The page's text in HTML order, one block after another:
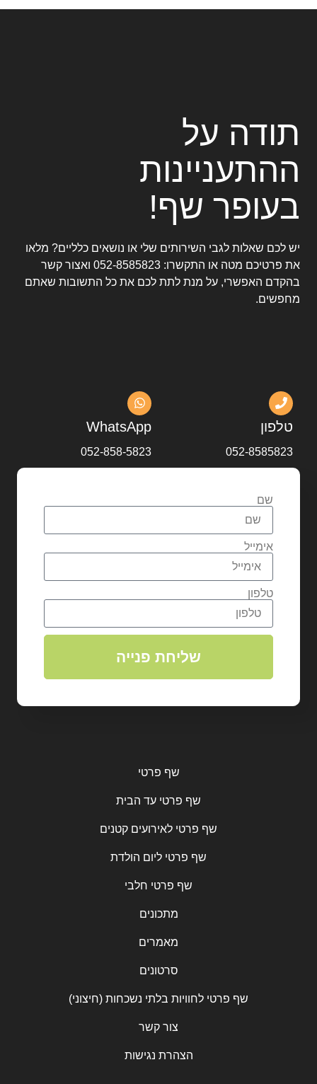
תודה על
ההתעניינות
בעופר שף!
יש לכם שאלות לגבי השירותים שלי או נושאים כלליים? מלאו
את פרטיכם מטה או התקשרו: 052-8585823 ואצור קשר
בהקדם האפשרי, על מנת לתת לכם את כל התשובות שאתם
מחפשים.
טלפון
052-8585823
WhatsApp
052-858-5823
שם
אימייל
טלפון
שליחת פנייה
שף פרטי
שף פרטי עד הבית
שף פרטי לאירועים קטנים
שף פרטי ליום הולדת
שף פרטי חלבי
מתכונים
מאמרים
סרטונים
שף פרטי לחוויות בלתי נשכחות (חיצוני)
צור קשר
הצהרת נגישות